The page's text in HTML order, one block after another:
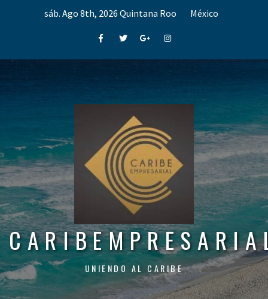
sáb. Ago 8th, 2026 Quintana Roo México
FacebookTwitterGoogle+Instagram
UNIENDO AL CARIBE